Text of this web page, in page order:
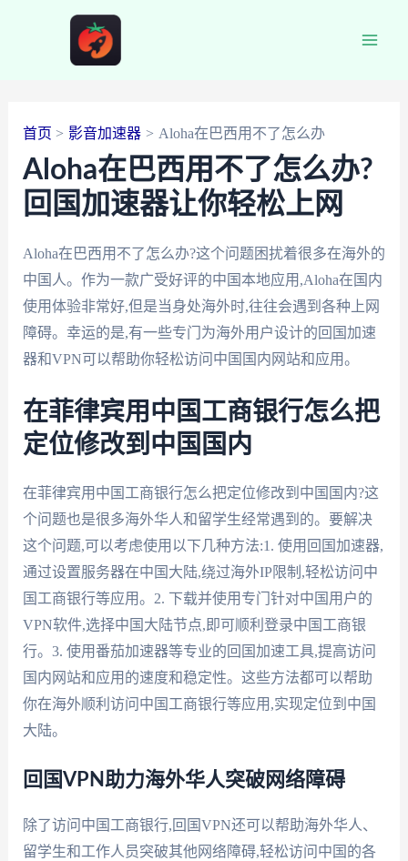
首页 影音加速器 Aloha在巴西用不了怎么办
Aloha在巴西用不了怎么办?
回国加速器让你轻松上网
Aloha在巴西用不了怎么办?这个问题困扰着很多在海外的
中国人。作为一款广受好评的中国本地应用,Aloha在国内
使用体验非常好,但是当身处海外时,往往会遇到各种上网
障碍。幸运的是,有一些专门为海外用户设计的回国加速
器和VPN可以帮助你轻松访问中国国内网站和应用。
在菲律宾用中国工商银行怎么把
定位修改到中国国内
在菲律宾用中国工商银行怎么把定位修改到中国国内?这
个问题也是很多海外华人和留学生经常遇到的。要解决
这个问题,可以考虑使用以下几种方法:1. 使用回国加速器,
通过设置服务器在中国大陆,绕过海外IP限制,轻松访问中
国工商银行等应用。2. 下载并使用专门针对中国用户的
VPN软件,选择中国大陆节点,即可顺利登录中国工商银
行。3. 使用番茄加速器等专业的回国加速工具,提高访问
国内网站和应用的速度和稳定性。这些方法都可以帮助
你在海外顺利访问中国工商银行等应用,实现定位到中国
大陆。
回国VPN助力海外华人突破网络障碍
除了访问中国工商银行,回国VPN还可以帮助海外华人、
留学生和工作人员突破其他网络障碍,轻松访问中国的各